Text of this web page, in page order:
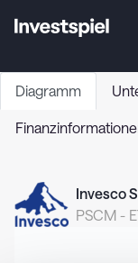
Diagramm
Invesco
PSCM -